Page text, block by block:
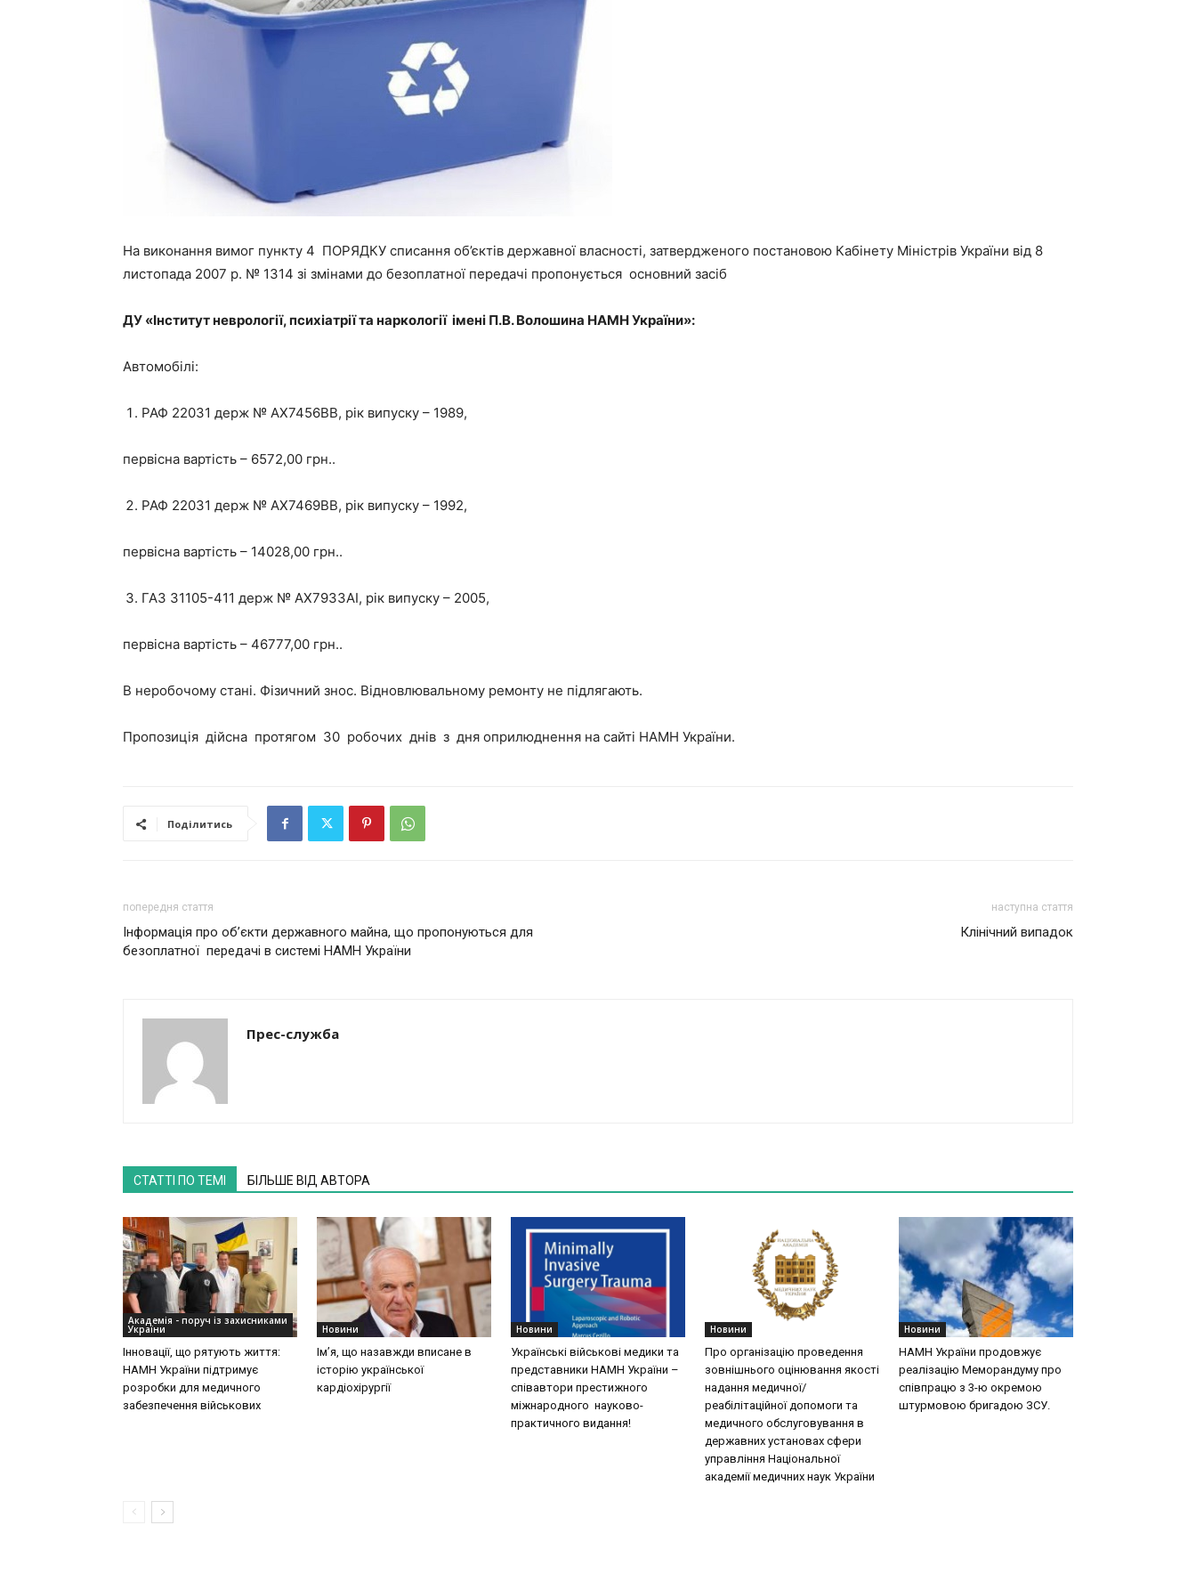
На виконання вимог пункту 4 ПОРЯДКУ списання об’єктів державної власності, затвердженого постановою Кабінету Міністрів України від 8
листопада 2007 р. № 1314 зі змінами до безоплатної передачі пропонується основний засіб
ДУ «Інститут неврології, психіатрії та наркології імені П.В. Волошина НАМН України»:
Автомобілі:
РАФ 22031 держ № АХ7456ВВ, рік випуску – 1989,
первісна вартість – 6572,00 грн..
РАФ 22031 держ № АХ7469ВВ, рік випуску – 1992,
первісна вартість – 14028,00 грн..
ГАЗ 31105-411 держ № АХ7933АІ, рік випуску – 2005,
первісна вартість – 46777,00 грн..
В неробочому стані. Фізичний знос. Відновлювальному ремонту не підлягають.
Пропозиція дійсна протягом 30 робочих днів з дня оприлюднення на сайті НАМН України.
Поділитись
попередня стаття
Інформація про об’єкти державного майна, що пропонуються для
безоплатної передачі в системі НАМН України
наступна стаття
Клінічний випадок
Прес-служба
СТАТТІ ПО ТЕМІ БІЛЬШЕ ВІД АВТОРА
Академія - поруч із захисниками
України
Інновації, що рятують життя:
НАМН України підтримує
розробки для медичного
забезпечення військових
Новини
Ім’я, що назавжди вписане в
історію української
кардіохірургії
Новини
Українські військові медики та
представники НАМН України –
співавтори престижного
міжнародного науково-
практичного видання!
Новини
Про організацію проведення
зовнішнього оцінювання якості
надання медичної/
реабілітаційної допомоги та
медичного обслуговування в
державних установах сфери
управління Національної
академії медичних наук України
Новини
НАМН України продовжує
реалізацію Меморандуму про
співпрацю з 3-ю окремою
штурмовою бригадою ЗСУ.